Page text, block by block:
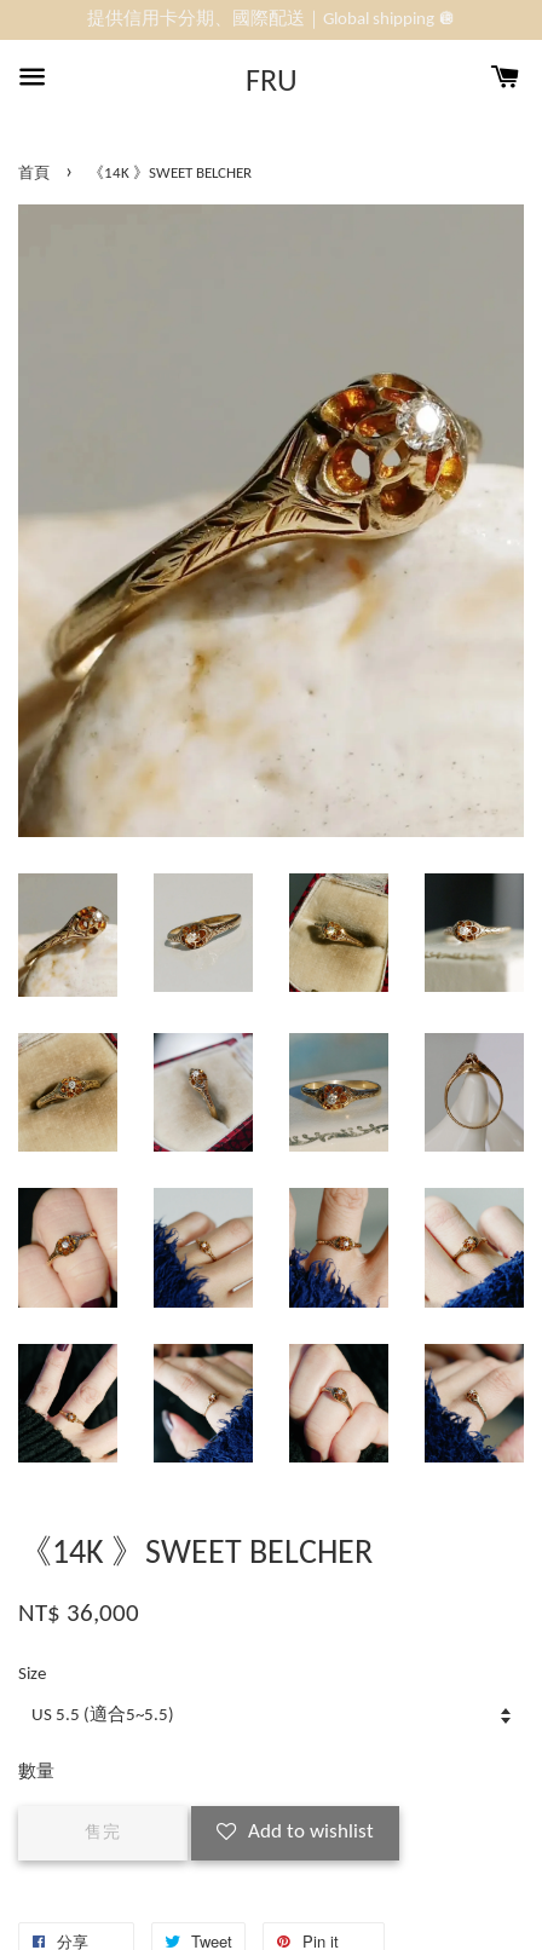
提供信用卡分期、國際配送｜Global shipping 🪩
FRU
首頁 › 《14K 》SWEET BELCHER
《14K 》SWEET BELCHER
NT$ 36,000
Size
數量
售完 Add to wishlist
分享 Tweet Pin it